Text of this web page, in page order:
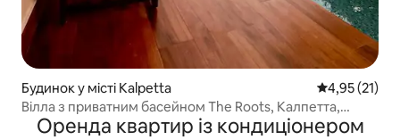
Будинок у місті Kalpetta Середня
4,95 (21)
Вілла з приватним басейном The Roots, Калпетта,
Ваянад
Оренда квартир із кондиціонером